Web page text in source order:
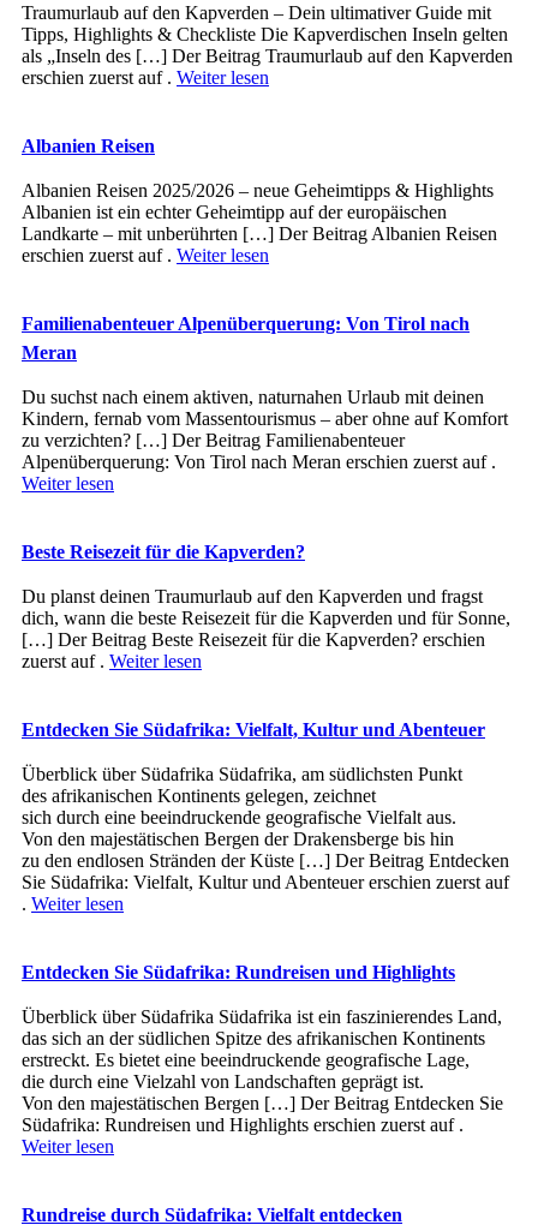
Traumurlaub auf den Kapverden – Dein ultimativer Guide mit
Tipps, Highlights & Checkliste Die Kapverdischen Inseln gelten
als „Inseln des […] Der Beitrag Traumurlaub auf den Kapverden
erschien zuerst auf . Weiter lesen
Albanien Reisen
Albanien Reisen 2025/2026 – neue Geheimtipps & Highlights
Albanien ist ein echter Geheimtipp auf der europäischen
Landkarte – mit unberührten […] Der Beitrag Albanien Reisen
erschien zuerst auf . Weiter lesen
Familienabenteuer Alpenüberquerung: Von Tirol nach
Meran
Du suchst nach einem aktiven, naturnahen Urlaub mit deinen
Kindern, fernab vom Massentourismus – aber ohne auf Komfort
zu verzichten? […] Der Beitrag Familienabenteuer
Alpenüberquerung: Von Tirol nach Meran erschien zuerst auf .
Weiter lesen
Beste Reisezeit für die Kapverden?
Du planst deinen Traumurlaub auf den Kapverden und fragst
dich, wann die beste Reisezeit für die Kapverden und für Sonne,
[…] Der Beitrag Beste Reisezeit für die Kapverden? erschien
zuerst auf . Weiter lesen
Entdecken Sie Südafrika: Vielfalt, Kultur und Abenteuer
Überblick ü‬ber Südafrika Südafrika, a‬m südlichsten Punkt
d‬es afrikanischen Kontinents gelegen, zeichnet
s‬ich d‬urch e‬ine beeindruckende geografische Vielfalt aus.
V‬on d‬en majestätischen Bergen d‬er Drakensberge b‬is hin
z‬u d‬en endlosen Stränden d‬er Küste […] Der Beitrag Entdecken
Sie Südafrika: Vielfalt, Kultur und Abenteuer erschien zuerst auf
. Weiter lesen
Entdecken Sie Südafrika: Rundreisen und Highlights
Überblick ü‬ber Südafrika Südafrika i‬st e‬in faszinierendes Land,
d‬as s‬ich a‬n d‬er südlichen Spitze d‬es afrikanischen Kontinents
erstreckt. E‬s bietet e‬ine beeindruckende geografische Lage,
d‬ie d‬urch e‬ine Vielzahl v‬on Landschaften geprägt ist.
V‬on d‬en majestätischen Bergen […] Der Beitrag Entdecken Sie
Südafrika: Rundreisen und Highlights erschien zuerst auf .
Weiter lesen
Rundreise durch Südafrika: Vielfalt entdecken